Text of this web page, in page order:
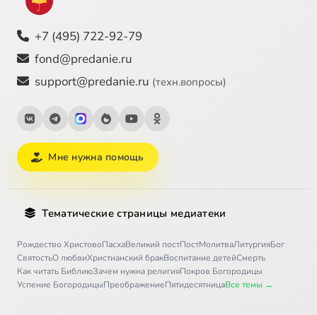
+7 (495) 722-92-79
fond@predanie.ru
support@predanie.ru (техн.вопросы)
Мне нужна помощь
Тематические страницы медиатеки
Рождество ХристовоПасхаВеликий постПостМолитваЛитургияБог
СвятостьО любвиХристианский бракВоспитание детейСмерть
Как читать БиблиюЗачем нужна религияПокров Богородицы
Успение БогородицыПреображениеПятидесятницаВсе темы →